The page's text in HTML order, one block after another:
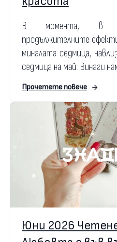
В момента, в
продължителните
миналата седмица,
седмица на май. Винаги
Прочетете повече
Юни 2026